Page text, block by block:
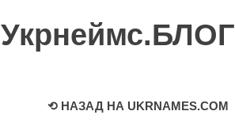
Укрнеймс.БЛОГ
⟲ НАЗАД НА UKRNAMES.COM